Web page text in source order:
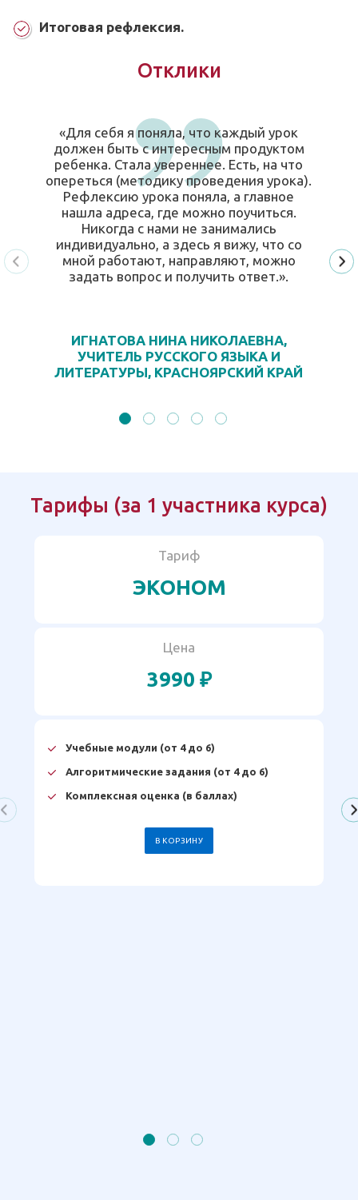
Итоговая рефлексия.
Отклики
«Для себя я поняла, что каждый урок
должен быть с интересным продуктом
ребенка. Стала увереннее. Есть, на что
опереться (методику проведения урока).
Рефлексию урока поняла, а главное
нашла адреса, где можно поучиться.
Никогда с нами не занимались
индивидуально, а здесь я вижу, что со
мной работают, направляют, можно
задать вопрос и получить ответ.».
ИГНАТОВА НИНА НИКОЛАЕВНА,
УЧИТЕЛЬ РУССКОГО ЯЗЫКА И
ЛИТЕРАТУРЫ, КРАСНОЯРСКИЙ КРАЙ
Тарифы (за 1 участника курса)
Тариф
ЭКОНОМ
Цена
3990 ₽
Учебные модули (от 4 до 6)
Алгоритмические задания (от 4 до 6)
Комплексная оценка (в баллах)
В КОРЗИНУ